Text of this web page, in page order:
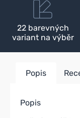
22 barevných
variant na výběr
Popis
Popis